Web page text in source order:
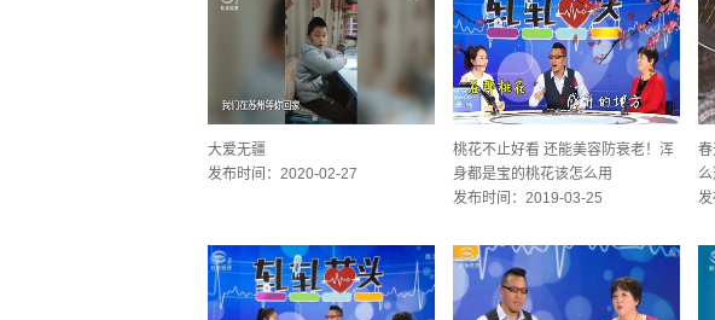
大爱无疆
发布时间：2020-02-27
桃花不止好看 还能美容防衰老！浑
身都是宝的桃花该怎么用
发布时间：2019-03-25